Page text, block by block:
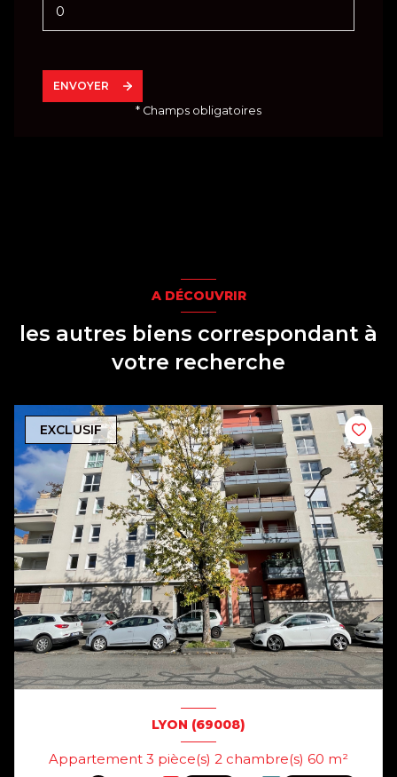
ENVOYER
* Champs obligatoires
A DÉCOUVRIR
les autres biens correspondant à
votre recherche
EXCLUSIF
LYON (69008)
Appartement 3 pièce(s) 2 chambre(s) 60 m²